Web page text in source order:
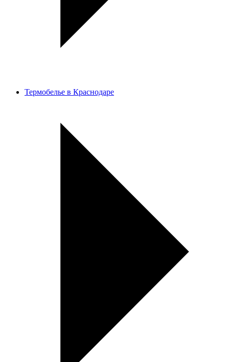
Термобелье в Краснодаре